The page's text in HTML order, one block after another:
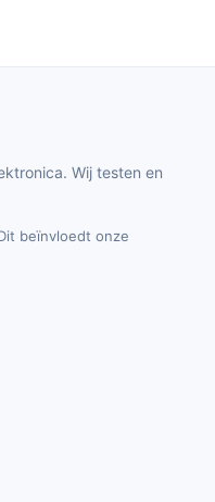
Wij testen en
beïnvloedt onze